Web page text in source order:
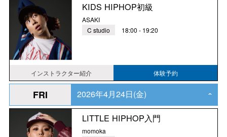
KIDS HIPHOP初級
ASAKI
C studio
18:00 - 19:20
インストラクター紹介 体験予約
FRI 2026年4月24日(金) ‹
LITTLE HIPHOP入門
momoka